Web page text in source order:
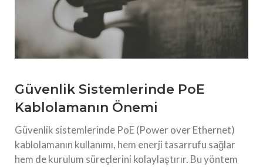
Güvenlik Sistemlerinde PoE
Kablolamanın Önemi
Güvenlik sistemlerinde PoE (Power over Ethernet)
kablolamanın kullanımı, hem enerji tasarrufu sağlar
hem de kurulum süreçlerini kolaylaştırır. Bu yöntem